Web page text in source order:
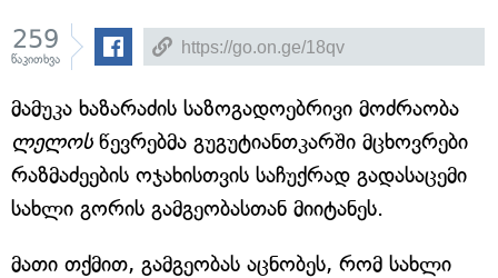
259
წაკითხვა
მამუკა ხაზარაძის საზოგადოებრივი მოძრაობა
ლელოსწევრებმა გუგუტიანთკარში მცხოვრები
რაზმაძეების ოჯახისთვის საჩუქრად გადასაცემი
სახლი გორის გამგეობასთან მიიტანეს.
მათი თქმით, გამგეობას აცნობეს, რომ სახლი